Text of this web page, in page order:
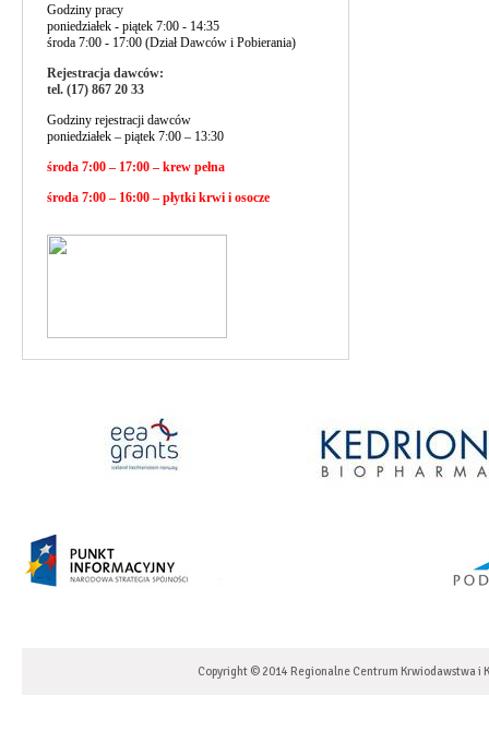
Godziny pracy
poniedziałek - piątek 7:00 - 14:35
środa 7:00 - 17:00 (Dział Dawców i Pobierania)
Rejestracja dawców:
tel. (17) 867 20 33
Godziny rejestracji dawców
poniedziałek – piątek 7:00 – 13:30
środa 7:00 – 17:00 – krew pełna
środa 7:00 – 16:00 – płytki krwi i osocze
Copyright © 2014 Regionalne Centrum Krwiodawstwa